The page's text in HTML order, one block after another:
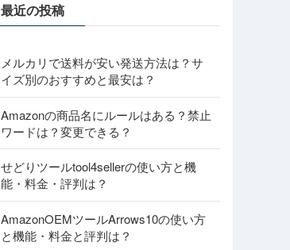
最近の投稿
メルカリで送料が安い発送方法は？サ
イズ別のおすすめと最安は？
Amazonの商品名にルールはある？禁止
ワードは？変更できる？
せどりツールtool4sellerの使い方と機
能・料金・評判は？
AmazonOEMツールArrows10の使い方
と機能・料金と評判は？